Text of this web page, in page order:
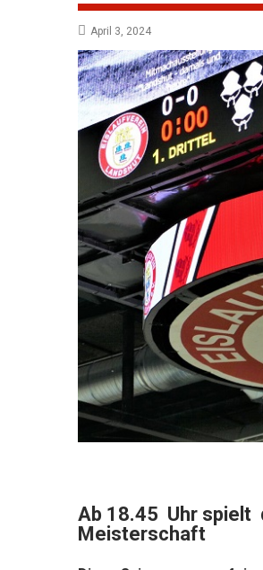
April 3, 2024
Ab 18.45 Uhr spielt
Meisterschaft